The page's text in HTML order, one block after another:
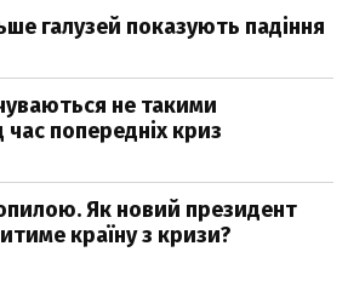
галузей показують падіння
не такими
час попередніх криз
Як новий президент
країну з кризи?